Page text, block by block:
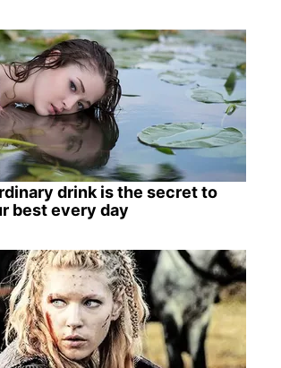
drink is the secret to
best every day